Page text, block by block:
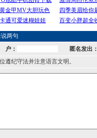
两句
：
匿名发出：
遵纪守法并注意语言文明。